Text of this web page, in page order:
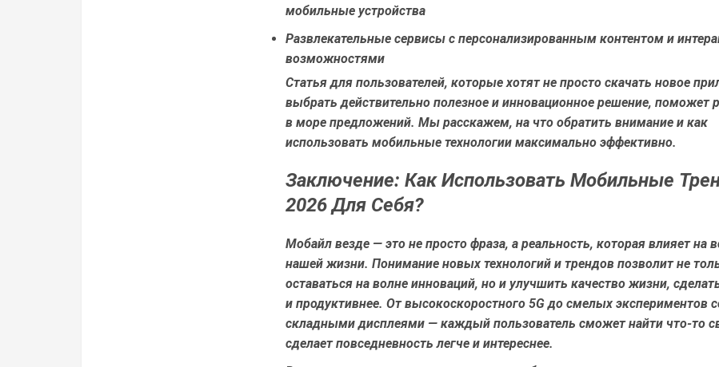
мобильные устройства
Развлекательные сервисы с персонализированным контентом и
возможностями
Статья для пользователей, которые хотят не просто скачать новое
выбрать действительно полезное и инновационное решение, поможет
в море предложений. Мы расскажем, на что обратить внимание и как
использовать мобильные технологии максимально эффективно.
Заключение: Как Использовать Мобильные
2026 Для Себя?
Мобайл везде — это не просто фраза, а реальность, которая влияет на
нашей жизни. Понимание новых технологий и трендов позволит не
оставаться на волне инноваций, но и улучшить качество жизни,
и продуктивнее. От высокоскоростного 5G до смелых экспериментов
складными дисплеями — каждый пользователь сможет найти что-то
сделает повседневность легче и интереснее.